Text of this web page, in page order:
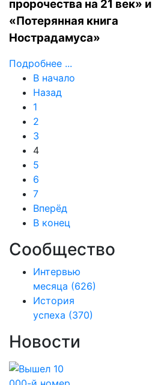
пророчества на 21 век» и
«Потерянная книга
Нострадамуса»
Подробнее ...
В начало
Назад
1
2
3
4
5
6
7
Вперёд
В конец
Сообщество
Интервью
месяца (626)
История
успеха (370)
Новости